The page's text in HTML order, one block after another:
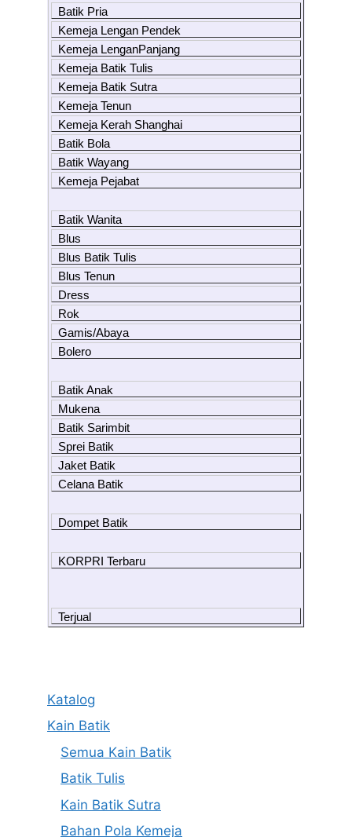
Batik Pria
Kemeja Lengan Pendek
Kemeja LenganPanjang
Kemeja Batik Tulis
Kemeja Batik Sutra
Kemeja Tenun
Kemeja Kerah Shanghai
Batik Bola
Batik Wayang
Kemeja Pejabat
Batik Wanita
Blus
Blus Batik Tulis
Blus Tenun
Dress
Rok
Gamis/Abaya
Bolero
Batik Anak
Mukena
Batik Sarimbit
Sprei Batik
Jaket Batik
Celana Batik
Dompet Batik
KORPRI Terbaru
Terjual
Katalog
Kain Batik
Semua Kain Batik
Batik Tulis
Kain Batik Sutra
Bahan Pola Kemeja